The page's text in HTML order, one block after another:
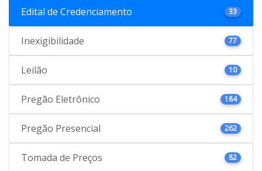
Edital de Credenciamento 33
Inexigibilidade 77
Leilão 10
Pregão Eletrônico 184
Pregão Presencial 262
Tomada de Preços 82